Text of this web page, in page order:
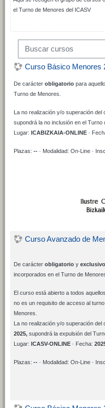
el Turno de Menores del ICASV
Curso Básico Menores
De carácter obligatoriopara
Turno de Menores.
La no realización y/o superación del
supondrá la no inclusión en el Turno
Lugar: ICABIZKAIA-ONLINE·
Plazas: -- · Modalidad: On-Line ·
Curso Avanzado de
De carácter obligatorioy exclusivo
incorporados en el Turno de
El curso está abierto a todos
no es un requisito de acceso al
Menores.
La no realización y/o superación del
2025,supondrá la expulsión del
Lugar: ICASV-ONLINE· Fecha:
Plazas: -- · Modalidad: On-Line ·